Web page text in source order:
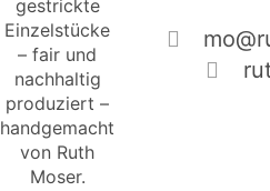
gestrickte
Einzelstücke
– fair und
nachhaltig
produziert –
handgemacht
von Ruth
Moser.